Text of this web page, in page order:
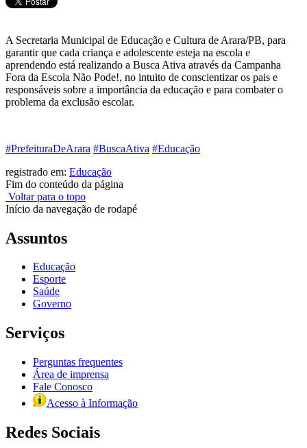
A Secretaria Municipal de Educação e Cultura de Arara/PB, para
garantir que cada criança e adolescente esteja na escola e
aprendendo está realizando a Busca Ativa através da Campanha
Fora da Escola Não Pode!, no intuito de conscientizar os pais e
responsáveis sobre a importância da educação e para combater o
problema da exclusão escolar.
#PrefeituraDeArara #BuscaAtiva #Educação
registrado em: Educação
Fim do conteúdo da página
Voltar para o topo
Início da navegação de rodapé
Assuntos
Educação
Esporte
Saúde
Governo
Serviços
Perguntas frequentes
Área de imprensa
Fale Conosco
Acesso à Informação
Redes Sociais